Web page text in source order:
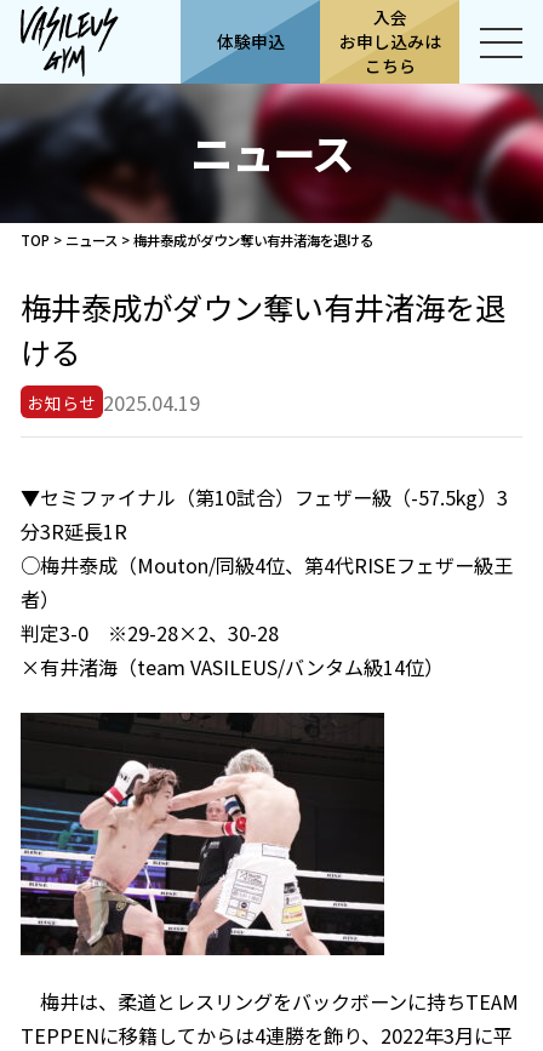
体験申込
入会
お申し込みは
こちら
ニュース
TOP > ニュース >梅井泰成がダウン奪い有井渚海を退ける
梅井泰成がダウン奪い有井渚海を退
ける
お知らせ 2025.04.19
▼セミファイナル（第10試合）フェザー級（-57.5kg）3
分3R延長1R
○梅井泰成（Mouton/同級4位、第4代RISEフェザー級王
者）
判定3-0 ※29-28×2、30-28
×有井渚海（team VASILEUS/バンタム級14位）
梅井は、柔道とレスリングをバックボーンに持ちTEAM
TEPPENに移籍してからは4連勝を飾り、2022年3月に平